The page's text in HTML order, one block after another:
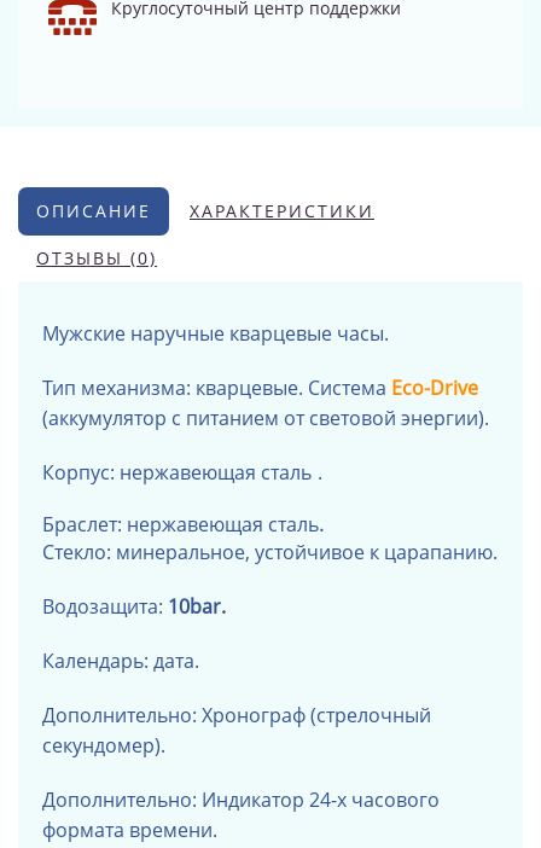
Круглосуточный центр поддержки
ОПИСАНИЕ ХАРАКТЕРИСТИКИ
ОТЗЫВЫ (0)
Мужские наручные кварцевые часы.
Тип механизма: кварцевые. Система Eco-Drive
(аккумулятор с питанием от световой энергии).
Корпус: нержавеющая сталь .
Браслет: нержавеющая сталь.
Стекло: минеральное, устойчивое к царапанию.
Водозащита: 10bar.
Календарь: дата.
Дополнительно: Хронограф (стрелочный
секундомер).
Дополнительно: Индикатор 24-х часового
формата времени.